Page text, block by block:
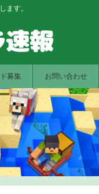
ます。
募集 お問い合わせ